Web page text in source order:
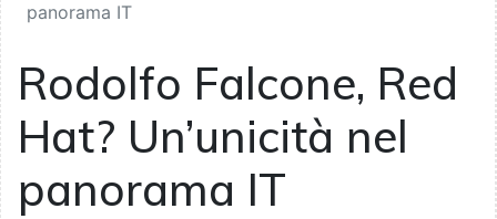
panorama IT
Rodolfo Falcone, Red
Hat? Un’unicità nel
panorama IT